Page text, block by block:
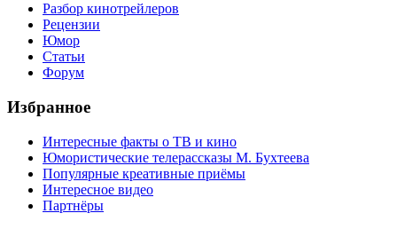
Разбор кинотрейлеров
Рецензии
Юмор
Статьи
Форум
Избранное
Интересные факты о ТВ и кино
Юмористические телерассказы М. Бухтеева
Популярные креативные приёмы
Интересное видео
Партнёры